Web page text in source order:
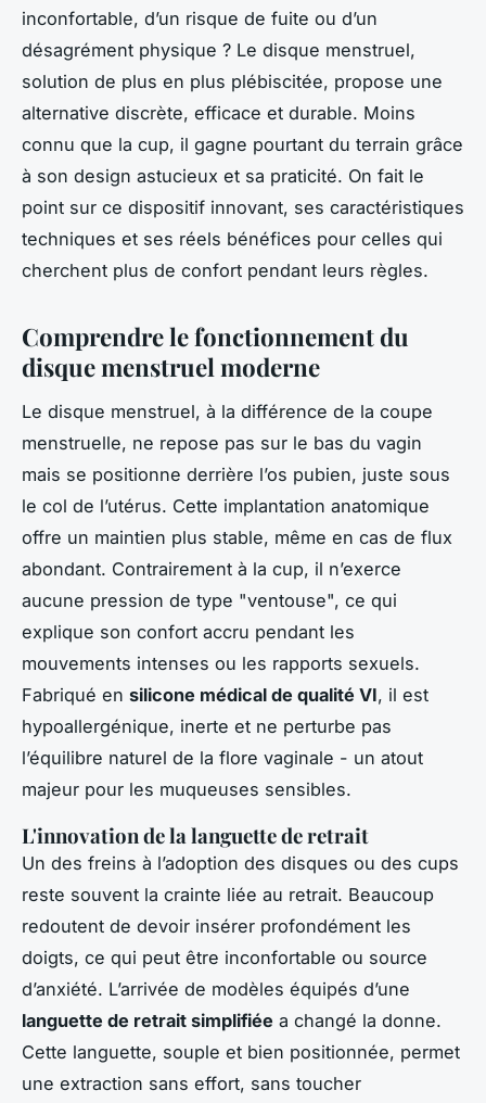
inconfortable, d’un risque de fuite ou d’un
désagrément physique ? Le disque menstruel,
solution de plus en plus plébiscitée, propose une
alternative discrète, efficace et durable. Moins
connu que la cup, il gagne pourtant du terrain grâce
à son design astucieux et sa praticité. On fait le
point sur ce dispositif innovant, ses caractéristiques
techniques et ses réels bénéfices pour celles qui
cherchent plus de confort pendant leurs règles.
Comprendre le fonctionnement du
disque menstruel moderne
Le disque menstruel, à la différence de la coupe
menstruelle, ne repose pas sur le bas du vagin
mais se positionne derrière l’os pubien, juste sous
le col de l’utérus. Cette implantation anatomique
offre un maintien plus stable, même en cas de flux
abondant. Contrairement à la cup, il n’exerce
aucune pression de type "ventouse", ce qui
explique son confort accru pendant les
mouvements intenses ou les rapports sexuels.
Fabriqué en silicone médical de qualité VI, il est
hypoallergénique, inerte et ne perturbe pas
l’équilibre naturel de la flore vaginale - un atout
majeur pour les muqueuses sensibles.
L'innovation de la languette de retrait
Un des freins à l’adoption des disques ou des cups
reste souvent la crainte liée au retrait. Beaucoup
redoutent de devoir insérer profondément les
doigts, ce qui peut être inconfortable ou source
d’anxiété. L’arrivée de modèles équipés d’une
languette de retrait simplifiée a changé la donne.
Cette languette, souple et bien positionnée, permet
une extraction sans effort, sans toucher